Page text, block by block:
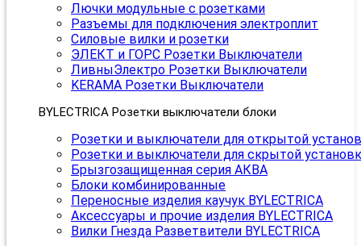
Лючки модульные с розетками
Разъемы для подключения электроплит
Силовые вилки и розетки
ЭЛЕКТ и ГОРС Розетки Выключатели
ЛивныЭлектро Розетки Выключатели
KERAMA Розетки Выключатели
BYLECTRICA Розетки выключатели блоки
Розетки и выключатели для открытой
Розетки и выключатели для скрытой
Брызгозащищенная серия АКВА
Блоки комбинированные
Переносные изделия каучук BYLECTRICA
Аксессуары и прочие изделия BYLECTRICA
Вилки Гнезда Разветвители BYLECTRICA